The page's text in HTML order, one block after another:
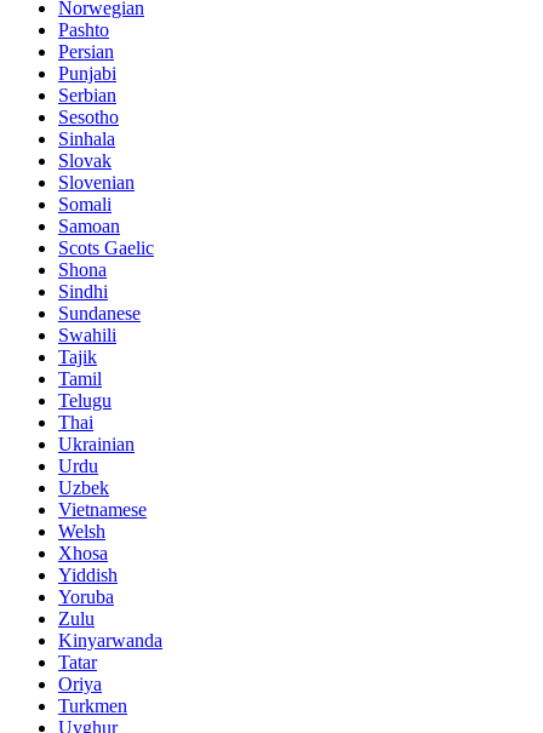
Norwegian
Pashto
Persian
Punjabi
Serbian
Sesotho
Sinhala
Slovak
Slovenian
Somali
Samoan
Scots Gaelic
Shona
Sindhi
Sundanese
Swahili
Tajik
Tamil
Telugu
Thai
Ukrainian
Urdu
Uzbek
Vietnamese
Welsh
Xhosa
Yiddish
Yoruba
Zulu
Kinyarwanda
Tatar
Oriya
Turkmen
Uyghur